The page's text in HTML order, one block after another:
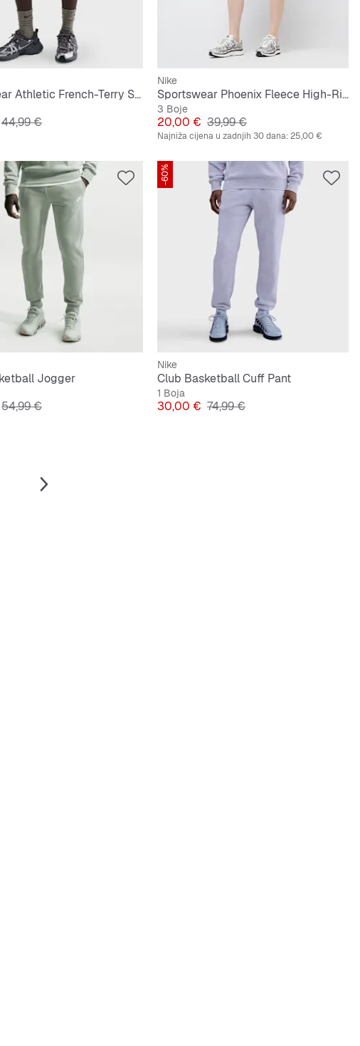
Sportswear Athletic French-Terry Shorts
Originalna cijena
44,99 €
Nike
Sportswear Phoenix Fleece High-Rise Shorts
3 Boje
Cijena
20,00 € Originalna cijena
39,99 €
Najniža cijena u zadnjih 30 dana:25,00 €
Jogger
Originalna cijena
54,99 €
-60%
Nike
Club Basketball Cuff Pant
1 Boja
Cijena
30,00 € Originalna cijena
74,99 €